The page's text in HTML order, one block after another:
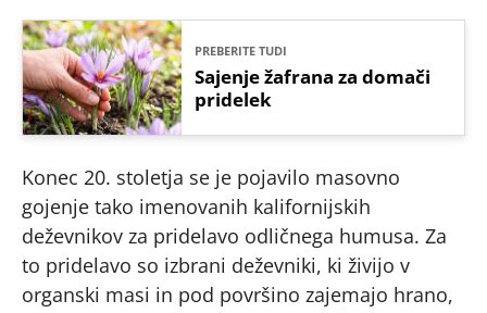
PREBERITE TUDI
Sajenje žafrana za domači
pridelek
Konec 20. stoletja se je pojavilo masovno
gojenje tako imenovanih kalifornijskih
deževnikov za pridelavo odličnega humusa. Za
to pridelavo so izbrani deževniki, ki živijo v
organski masi in pod površino zajemajo hrano,